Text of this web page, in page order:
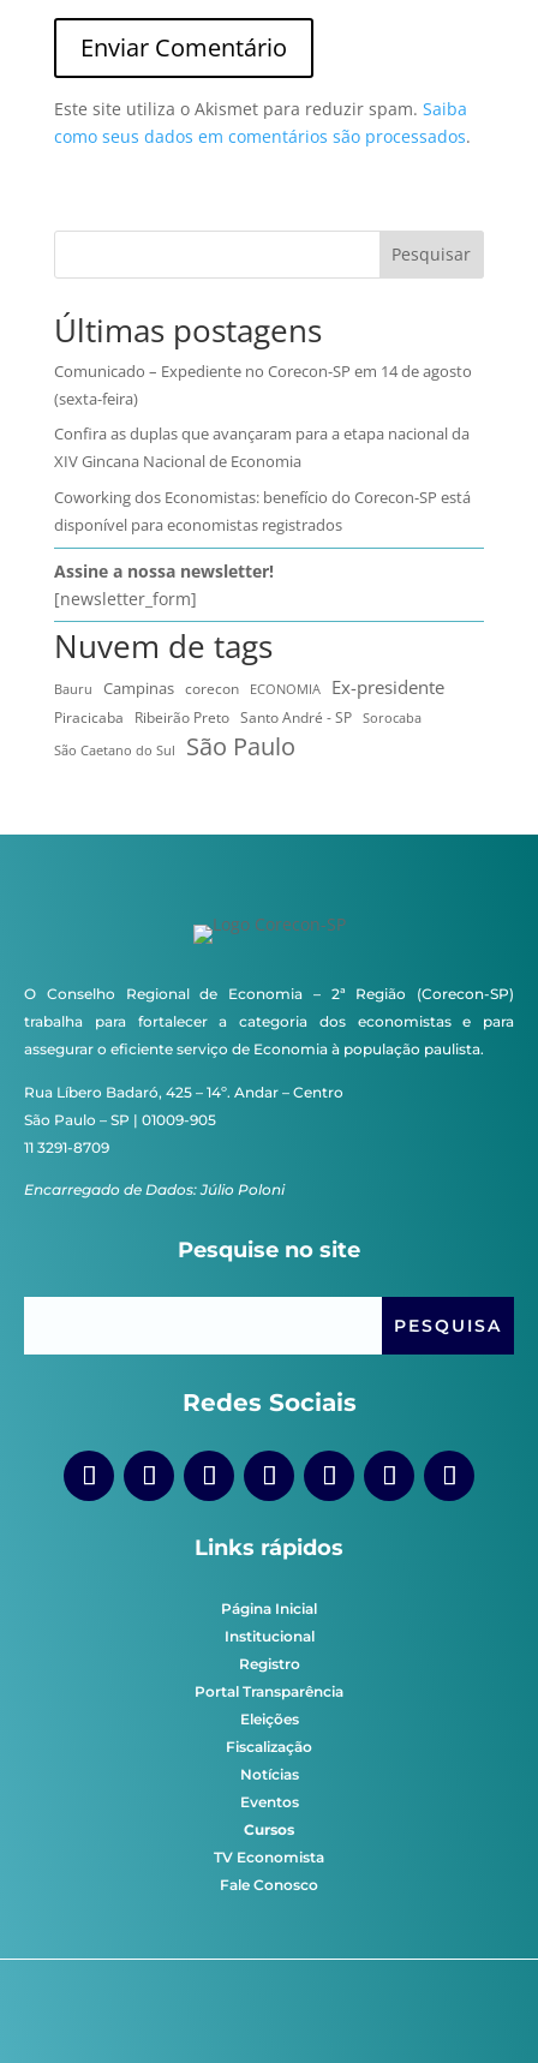
Este site utiliza o Akismet para reduzir spam. Saiba
como seus dados em comentários são processados.
Pesquisar
Últimas postagens
Comunicado – Expediente no Corecon-SP em 14 de agosto
(sexta-feira)
Confira as duplas que avançaram para a etapa nacional da
XIV Gincana Nacional de Economia
Coworking dos Economistas: benefício do Corecon-SP está
disponível para economistas registrados
Assine a nossa newsletter!
[newsletter_form]
Nuvem de tags
Bauru Campinas corecon ECONOMIA Ex-presidente
Piracicaba Ribeirão Preto Santo André - SP
Sorocaba
São Caetano do Sul
São Paulo
O Conselho Regional de Economia – 2ª Região (Corecon-SP)
trabalha para fortalecer a categoria dos economistas e para
assegurar o eficiente serviço de Economia à população paulista.
Rua Líbero Badaró, 425 – 14º. Andar – Centro
São Paulo – SP | 01009-905
11 3291-8709
Encarregado de Dados: Júlio Poloni
Pesquise no site
Redes Sociais
Links rápidos
Página Inicial
Institucional
Registro
Portal Transparência
Eleições
Fiscalização
Notícias
Eventos
Cursos
TV Economista
Fale Conosco